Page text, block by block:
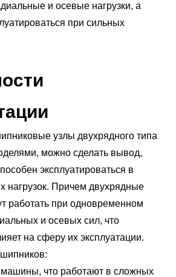
и осевые нагрузки, а
при сильных
узлы двухрядного типа
можно сделать вывод,
эксплуатироваться в
нагрузок. Причем двухрядные
работать при одновременном
и осевых сил, что
на сферу их эксплуатации.
что работают в сложных